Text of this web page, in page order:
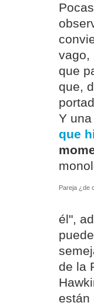
vago,
que
que,
Y
que
Pareja ¿de
él",
de la
están